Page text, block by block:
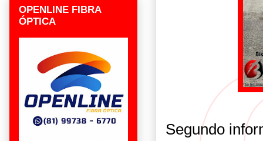
Segundo
OPENLINE FIBRA
ÓPTICA